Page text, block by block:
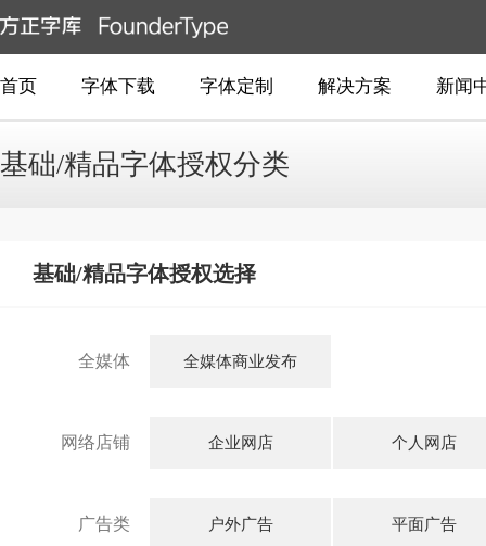
首页 字体下载 字体定制 解决方案 新闻
基础/精品字体授权分类
基础/精品字体授权选择
全媒体 全媒体商业发布
网络店铺 企业网店 个人网店
广告类 户外广告 平面广告